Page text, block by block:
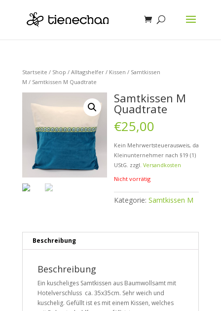
Startseite / Shop / Alltagshelfer/ Kissen / Samtkissen
M / Samtkissen M Quadtrate
Samtkissen M
Quadtrate
€25,00
Kein Mehrwertsteuerausweis, da
Kleinunternehmer nach §19 (1)
UStG. zzgl.Versandkosten
Nicht vorrätig
Kategorie:Samtkissen M
Beschreibung
Beschreibung
Ein kuscheliges Samtkissen aus Baumwollsamt mit
Hotelverschluss ca. 35x35cm. Sehr weich und
kuschelig. Gefüllt ist es mit einem Kissen, welches